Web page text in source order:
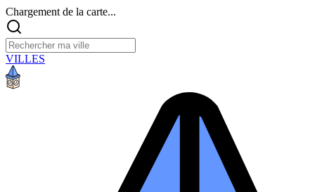
Chargement de la carte...
VILLES